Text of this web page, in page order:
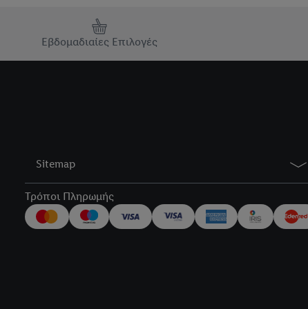
Εβδομαδιαίες Επιλογές
Sitemap
Τρόποι Πληρωμής